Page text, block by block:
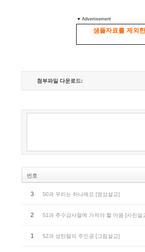
▼ Advertisement
샘플자료를 제외
첨부파일 다운로드:
번호
3 50과 우리는 하나예요 [영상설교]
2 51과 추수감사절에 가져야 할 마음 [사진설
1 52과 성탄절의 주인공 [그림설교]